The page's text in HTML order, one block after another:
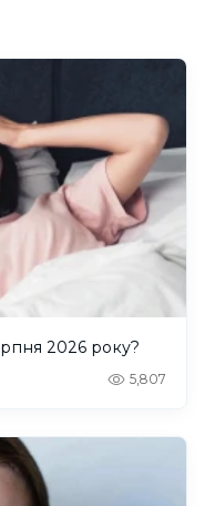
2026 року?
5,807